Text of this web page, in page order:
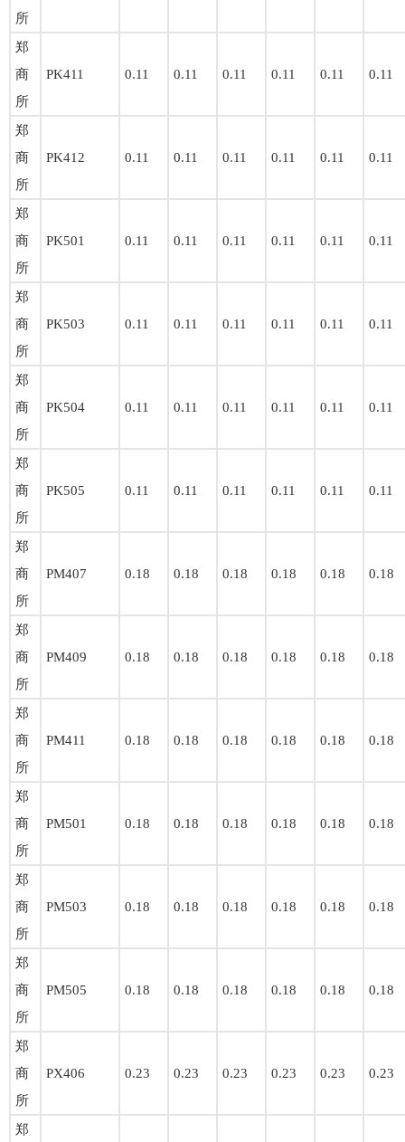
所
郑
商
所
PK411 0.11 0.11 0.11 0.11 0.11 0.11
郑
商
所
PK412 0.11 0.11 0.11 0.11 0.11 0.11
郑
商
所
PK501 0.11 0.11 0.11 0.11 0.11 0.11
郑
商
所
PK503 0.11 0.11 0.11 0.11 0.11 0.11
郑
商
所
PK504 0.11 0.11 0.11 0.11 0.11 0.11
郑
商
所
PK505 0.11 0.11 0.11 0.11 0.11 0.11
郑
商
所
PM407 0.18 0.18 0.18 0.18 0.18 0.18
郑
商
所
PM409 0.18 0.18 0.18 0.18 0.18 0.18
郑
商
所
PM411 0.18 0.18 0.18 0.18 0.18 0.18
郑
商
所
PM501 0.18 0.18 0.18 0.18 0.18 0.18
郑
商
所
PM503 0.18 0.18 0.18 0.18 0.18 0.18
郑
商
所
PM505 0.18 0.18 0.18 0.18 0.18 0.18
郑
商
所
PX406 0.23 0.23 0.23 0.23 0.23 0.23
郑